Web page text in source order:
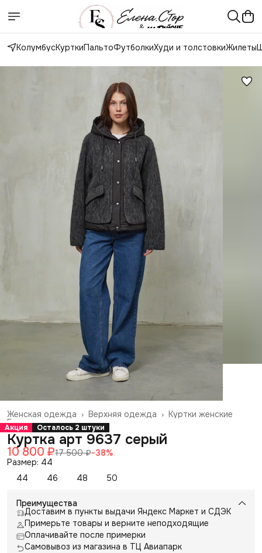
КолумбусКурткиПальтоФутболкиХуди и толстовкиЖилеты
Куртки женские
Верхняя одежда ›
Женская одежда ›
Главная ›
Акция Осталось 2 штуки
Куртка арт 9637 серый
10 800 ₽17 500 ₽−38%
Размер: 44
44
46 48 50
Преимущества
Доставим в пункты выдачи Яндекс Маркет и СДЭК
Примерьте товары и верните неподходящие
Оплачивайте после примерки
Самовывоз из магазина в ТЦ Авиапарк